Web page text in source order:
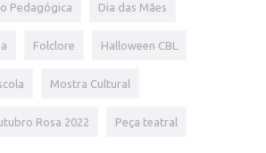
Pedagógica Dia das Mães
Folclore Halloween CBL
Mostra Cultural
Rosa 2022 Peça teatral